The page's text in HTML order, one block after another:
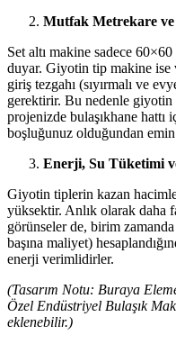
Mutfak Metrekare
Set altı makine sadece
duyar. Giyotin tip makine ise
giriş tezgahı (sıyırmalı ve
gerektirir. Bu nedenle
projenizde bulaşıkhane
boşluğunuz olduğundan emin
Enerji, Su Tüketimi
Giyotin tiplerin kazan
yüksektir. Anlık olarak daha
görünseler de, birim zamanda
başına maliyet)
enerji verimlidirler.
(Tasarım Notu: Buraya
Özel Endüstriyel Bulaşık
eklenebilir.)